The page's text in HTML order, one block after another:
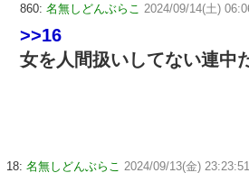
860: 名無しどんぶらこ 2024/09/14(土)
>>16
女を人間扱いしてない連中
18: 名無しどんぶらこ 2024/09/13(金)